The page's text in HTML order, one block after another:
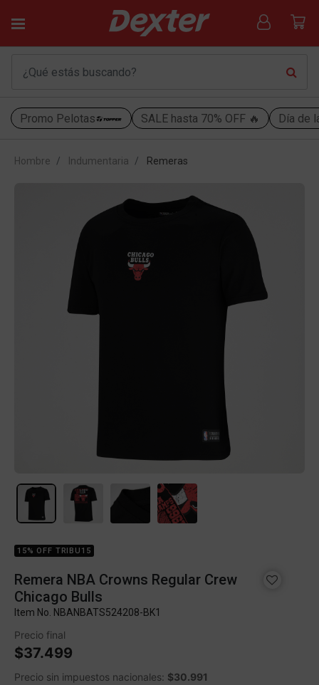
Promo Pelotas SALE hasta 70% OFF 🔥 Día de
Hombre Indumentaria Remeras
15% OFF TRIBU15
Remera NBA Crowns Regular Crew
Chicago Bulls
Item No. NBANBATS524208-BK1
Precio final
$37.499
Precio sin impuestos nacionales: $30.991